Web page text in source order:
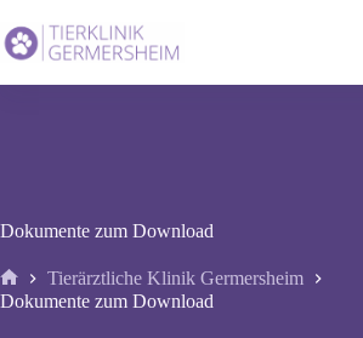
Inhalt
springen
Dokumente zum Download
Start
Tierärztliche Klinik Germersheim
Dokumente zum Download